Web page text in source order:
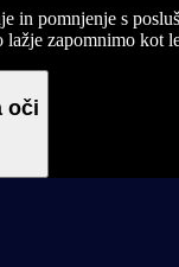
in pomnjenje s
zapomnimo kot
oči